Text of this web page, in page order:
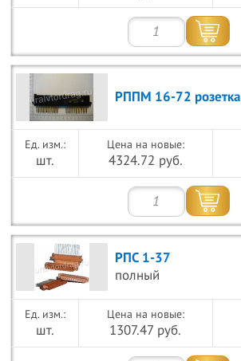
РППМ 16-72 розетка
шт.
Цена на новые:
4324.72 руб.
РПС 1-37
полный
шт.
Цена на новые:
1307.47 руб.